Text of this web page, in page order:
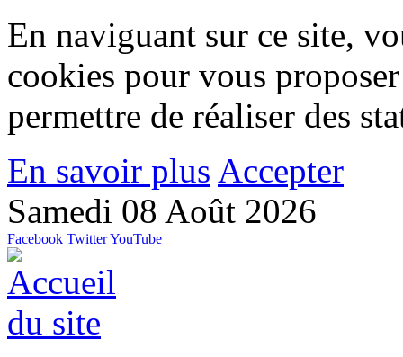
En naviguant sur ce site,
cookies pour vous
permettre de réaliser des
En savoir plus Accepter
Samedi 08 Août 2026
Facebook TwitterYouTube